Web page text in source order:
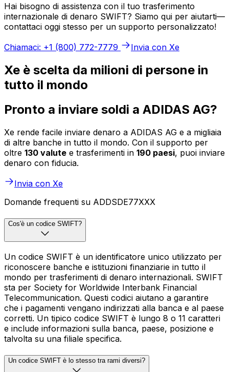
Hai bisogno di assistenza con il tuo trasferimento
internazionale di denaro SWIFT? Siamo qui per aiutarti—
contattaci oggi stesso per un supporto personalizzato!
Chiamaci: +1 (800) 772-7779
Invia con Xe
Xe è scelta da milioni di persone in
tutto il mondo
Pronto a inviare soldi a ADIDAS AG?
Xe rende facile inviare denaro a ADIDAS AG e a migliaia
di altre banche in tutto il mondo. Con il supporto per
oltre 130 valute e trasferimenti in 190 paesi, puoi inviare
denaro con fiducia.
Invia con Xe
Domande frequenti su ADDSDE77XXX
Cos'è un codice SWIFT?
Un codice SWIFT è un identificatore unico utilizzato per
riconoscere banche e istituzioni finanziarie in tutto il
mondo per trasferimenti di denaro internazionali. SWIFT
sta per Society for Worldwide Interbank Financial
Telecommunication. Questi codici aiutano a garantire
che i pagamenti vengano indirizzati alla banca e al paese
corretti. Un tipico codice SWIFT è lungo 8 o 11 caratteri
e include informazioni sulla banca, paese, posizione e
talvolta su una filiale specifica.
Un codice SWIFT è lo stesso tra rami diversi?